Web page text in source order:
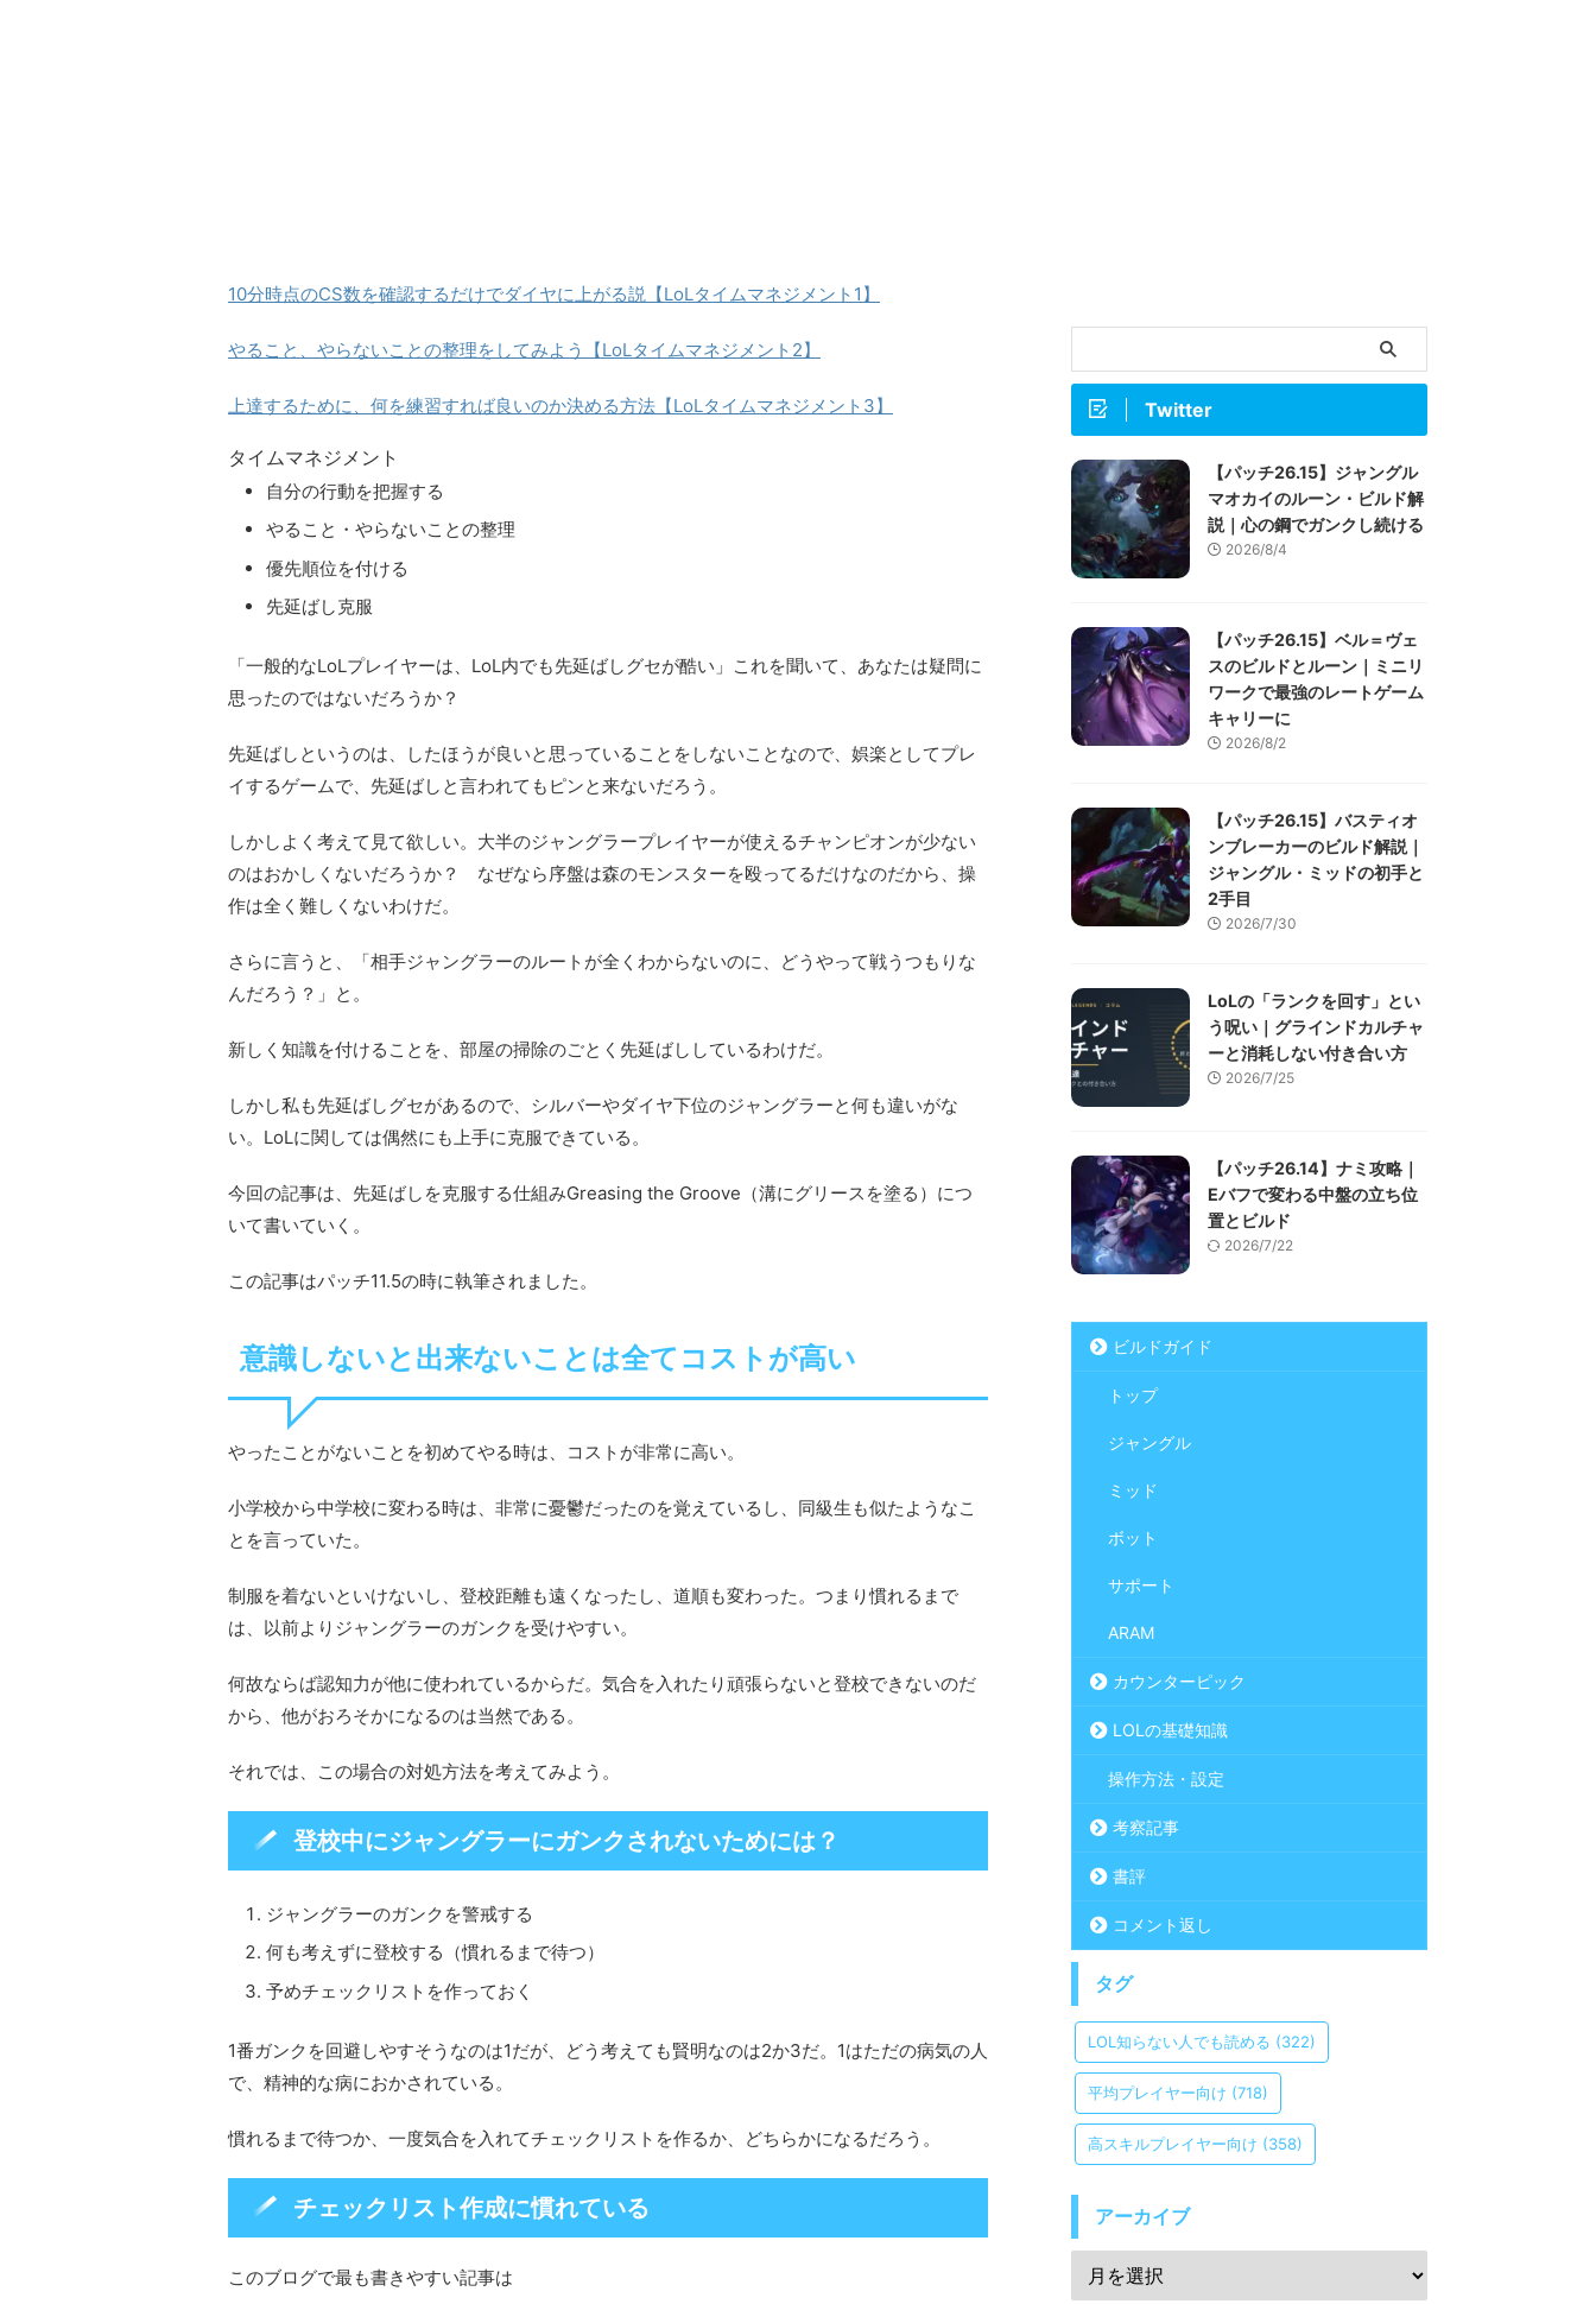
10分時点のCS数を確認するだけでダイヤに上がる説【LoLタイムマネジメント1】
やること、やらないことの整理をしてみよう【LoLタイムマネジメント2】
上達するために、何を練習すれば良いのか決める方法【LoLタイムマネジメント3】
タイムマネジメント
自分の行動を把握する
やること・やらないことの整理
優先順位を付ける
先延ばし克服
「一般的なLoLプレイヤーは、LoL内でも先延ばしグセが酷い」 これを聞いて、あなたは疑問に
思ったのではないだろうか？
先延ばしというのは、 したほうが良いと思っていることをしないこと なので、娯楽としてプレ
イするゲームで、先延ばしと言われてもピンと来ないだろう。
しかしよく考えて見て欲しい。大半のジャングラープレイヤーが使えるチャンピオンが少ない
のはおかしくないだろうか？ なぜなら序盤は森のモンスターを殴ってるだけなのだから、操
作は全く難しくないわけだ。
さらに言うと、
「相手ジャングラーのルートが全くわからないのに、どうやって戦うつもりな
んだろう？」 と。
新しく知識を付けることを、部屋の掃除のごとく先延ばししているわけだ。
しかし私も先延ばしグセがあるので、シルバーやダイヤ下位のジャングラーと何も違いがな
い。LoLに関しては偶然にも上手に克服できている。
今回の記事は、先延ばしを克服する仕組みGreasing the Groove（溝にグリースを塗る）につ
いて書いていく。
この記事はパッチ11.5の時に執筆されました。
意識しないと出来ないことは全てコストが高い
やったことがないことを初めてやる時は、コストが非常に高い。
小学校から中学校に変わる時は、非常に憂鬱だったのを覚えているし、同級生も似たようなこ
とを言っていた。
制服を着ないといけないし、登校距離も遠くなったし、道順も変わった。つまり慣れるまで
は、以前よりジャングラーのガンクを受けやすい。
何故ならば認知力が他に使われているからだ。気合を入れたり頑張らないと登校できないのだ
から、他がおろそかになるのは当然である。
それでは、この場合の対処方法を考えてみよう。
登校中にジャングラーにガンクされないためには？
ジャングラーのガンクを警戒する
何も考えずに登校する（慣れるまで待つ）
予めチェックリストを作っておく
1番ガンクを回避しやすそうなのは1だが、どう考えても賢明なのは2か3だ。1はただの病気の人
で、精神的な病におかされている。
慣れるまで待つか、一度気合を入れてチェックリストを作るか、どちらかになるだろう。
チェックリスト作成に慣れている
このブログで最も書きやすい記事は
Twitter
【パッチ26.15】ジャングル
マオカイのルーン・ビルド解
説｜心の鋼でガンクし続ける
2026/8/4
【パッチ26.15】ベル＝ヴェ
スのビルドとルーン｜ミニリ
ワークで最強のレートゲーム
キャリーに
2026/8/2
【パッチ26.15】バスティオ
ンブレーカーのビルド解説｜
ジャングル・ミッドの初手と
2手目
2026/7/30
LoLの「ランクを回す」とい
う呪い｜グラインドカルチャ
ーと消耗しない付き合い方
2026/7/25
【パッチ26.14】ナミ攻略｜
Eバフで変わる中盤の立ち位
置とビルド
2026/7/22
ビルドガイド
トップ
ジャングル
ミッド
ボット
サポート
ARAM
カウンターピック
LOLの基礎知識
操作方法・設定
考察記事
書評
コメント返し
タグ
LOL知らない人でも読める (322)
平均プレイヤー向け (718)
高スキルプレイヤー向け (358)
アーカイブ